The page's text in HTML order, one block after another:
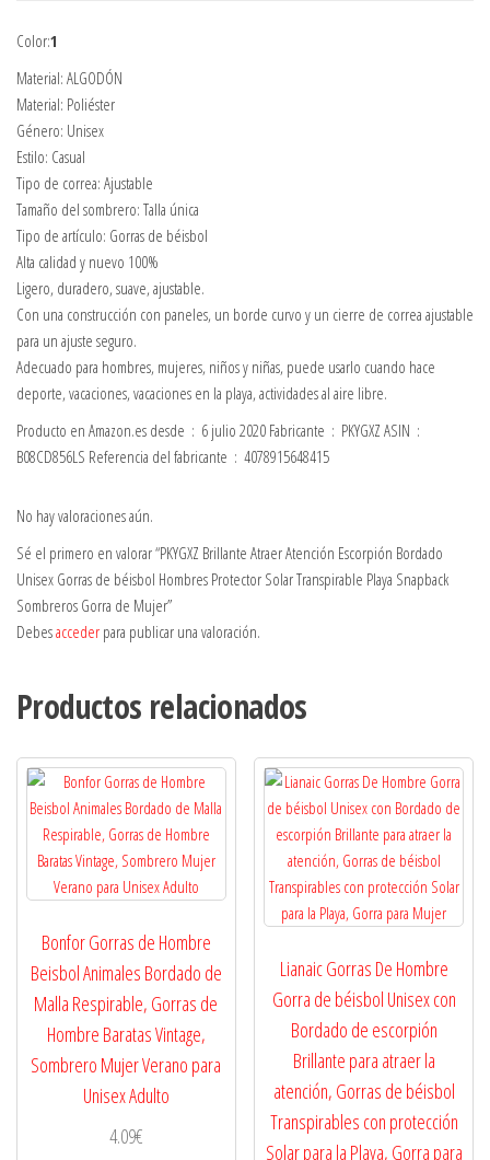
Gorra
de
Mujer
cantidad
Color:1
Material: ALGODÓN
Material: Poliéster
Género: Unisex
Estilo: Casual
Tipo de correa: Ajustable
Tamaño del sombrero: Talla única
Tipo de artículo: Gorras de béisbol
Alta calidad y nuevo 100%
Ligero, duradero, suave, ajustable.
Con una construcción con paneles, un borde curvo y un cierre de correa ajustable
para un ajuste seguro.
Adecuado para hombres, mujeres, niños y niñas, puede usarlo cuando hace
deporte, vacaciones, vacaciones en la playa, actividades al aire libre.
Producto en Amazon.es desde ‏ : ‎ 6 julio 2020 Fabricante ‏ : ‎ PKYGXZ ASIN ‏ : ‎
B08CD856LS Referencia del fabricante ‏ : ‎ 4078915648415
No hay valoraciones aún.
Sé el primero en valorar “PKYGXZ Brillante Atraer Atención Escorpión Bordado
Unisex Gorras de béisbol Hombres Protector Solar Transpirable Playa Snapback
Sombreros Gorra de Mujer”
Debesacceder para publicar una valoración.
Productos relacionados
Bonfor Gorras de Hombre
Beisbol Animales Bordado de
Malla Respirable, Gorras de
Hombre Baratas Vintage,
Sombrero Mujer Verano para
Unisex Adulto
4.09€
Lianaic Gorras De Hombre
Gorra de béisbol Unisex con
Bordado de escorpión
Brillante para atraer la
atención, Gorras de béisbol
Transpirables con protección
Solar para la Playa, Gorra para